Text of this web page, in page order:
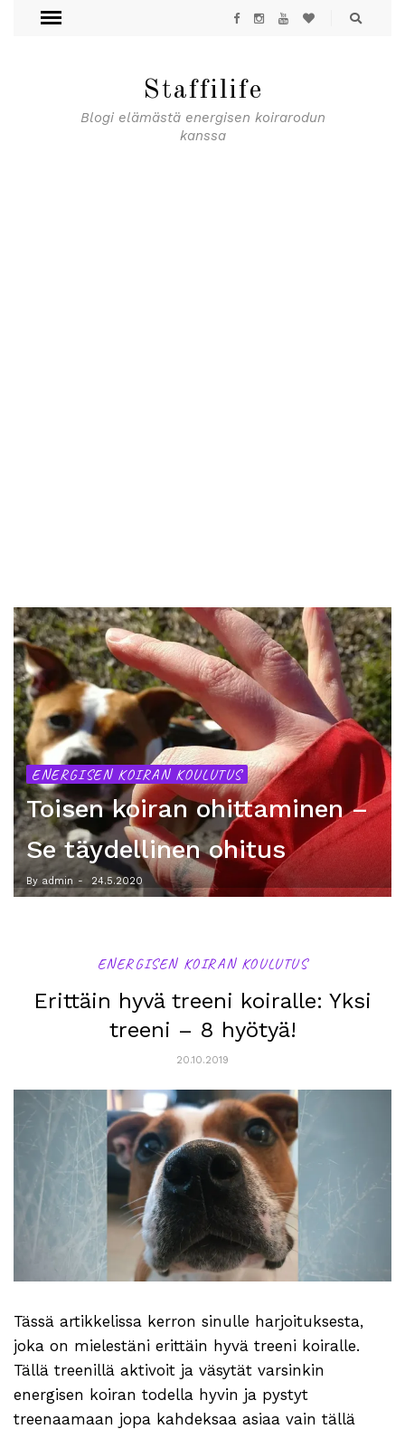
Staffilife
Blogi elämästä energisen koirarodun
kanssa
KOIRAN ENERGIAN PURKAMINEN
Miten aktivoida koiraa – 4
kohdan muistilista
By admin - 9.3.2020
ENERGISEN KOIRAN KOULUTUS
Erittäin hyvä treeni koiralle: Yksi
treeni – 8 hyötyä!
20.10.2019
Tässä artikkelissa kerron sinulle harjoituksesta,
joka on mielestäni erittäin hyvä treeni koiralle.
Tällä treenillä aktivoit ja väsytät varsinkin
energisen koiran todella hyvin ja pystyt
treenaamaan jopa kahdeksaa asiaa vain tällä